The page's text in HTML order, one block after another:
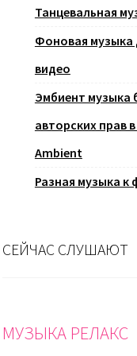
Танцевальная
Фоновая музыка
видео
Эмбиент музыка
авторских прав
Ambient
Разная музыка к
СЕЙЧАС СЛУШАЮТ
МУЗЫКА РЕЛАКС